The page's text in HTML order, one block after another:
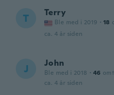
T Terry
Ble med i 2019 · 18
ca. 4 år siden
J John
Ble med i 2018 · 46
ca. 4 år siden